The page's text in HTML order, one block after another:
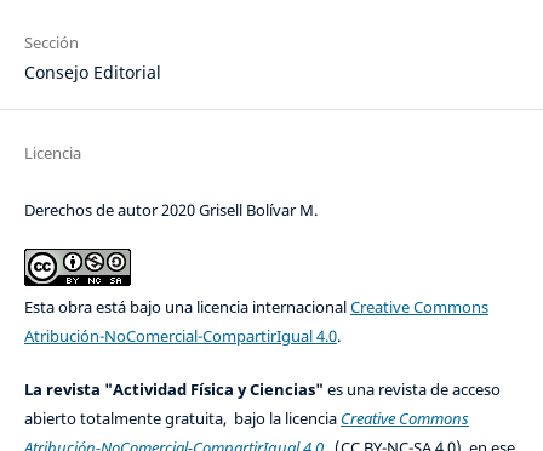
Sección
Consejo Editorial
Licencia
Derechos de autor 2020 Grisell Bolívar M.
Esta obra está bajo una licencia internacionalCreative Commons
Atribución-NoComercial-CompartirIgual 4.0.
La revista "Actividad Física y Ciencias" es una revista de acceso
abierto totalmente gratuita, bajo la licencia Creative Commons